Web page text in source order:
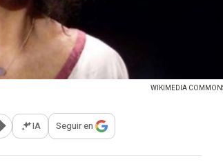
WIKIMEDIA
opciones para compartir
IA Seguir en